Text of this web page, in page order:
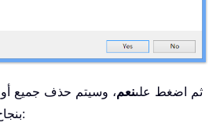
3. ثم اضغط علىنعم، وسيتم حذف جميع
بنجاح. انظر لقطة الشاشة: